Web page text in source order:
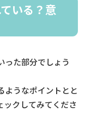
いる？意
った部分でしょう
ようなポイントとと
ックしてみてくださ